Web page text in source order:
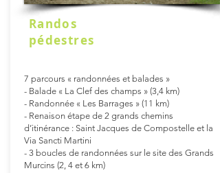
Randos
pédestres
7 parcours « randonnées et balades »
- Balade « La Clef des champs » (3,4 km)
- Randonnée « Les Barrages » (11 km)
- Renaison étape de 2 grands chemins
d’itinérance : Saint Jacques de Compostelle et la
Via Sancti Martini
- 3 boucles de randonnées sur le site des Grands
Murcins (2, 4 et 6 km)